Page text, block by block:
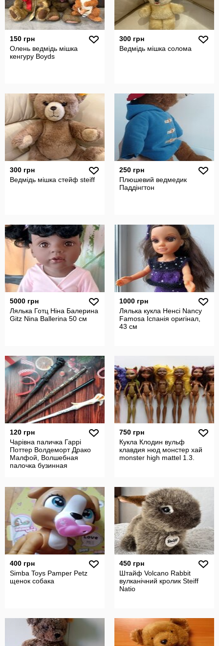
150 грн
Олень ведмідь мішка
кенгуру Boyds
300 грн
Ведмідь мішка солома
300 грн
Ведмідь мішка стейф steiff
250 грн
Плюшевий ведмедик
Паддінгтон
5000 грн
Лялька Готц Ніна Балерина
Gitz Nina Ballerina 50 см
1000 грн
Лялька кукла Ненсі Nancy
Famosa Іспанія оригінал,
43 см
120 грн
Чарівна паличка Гаррі
Поттер Волдеморт Драко
Малфой, Волшебная
палочка бузинная
750 грн
Кукла Клодин вульф
клавдия нюд монстер хай
monster high mattel 1.3.
400 грн
Simba Toys Pamper Petz
щенок собака
450 грн
Штайф Volcano Rabbit
вулканічний кролик Steiff
Natio